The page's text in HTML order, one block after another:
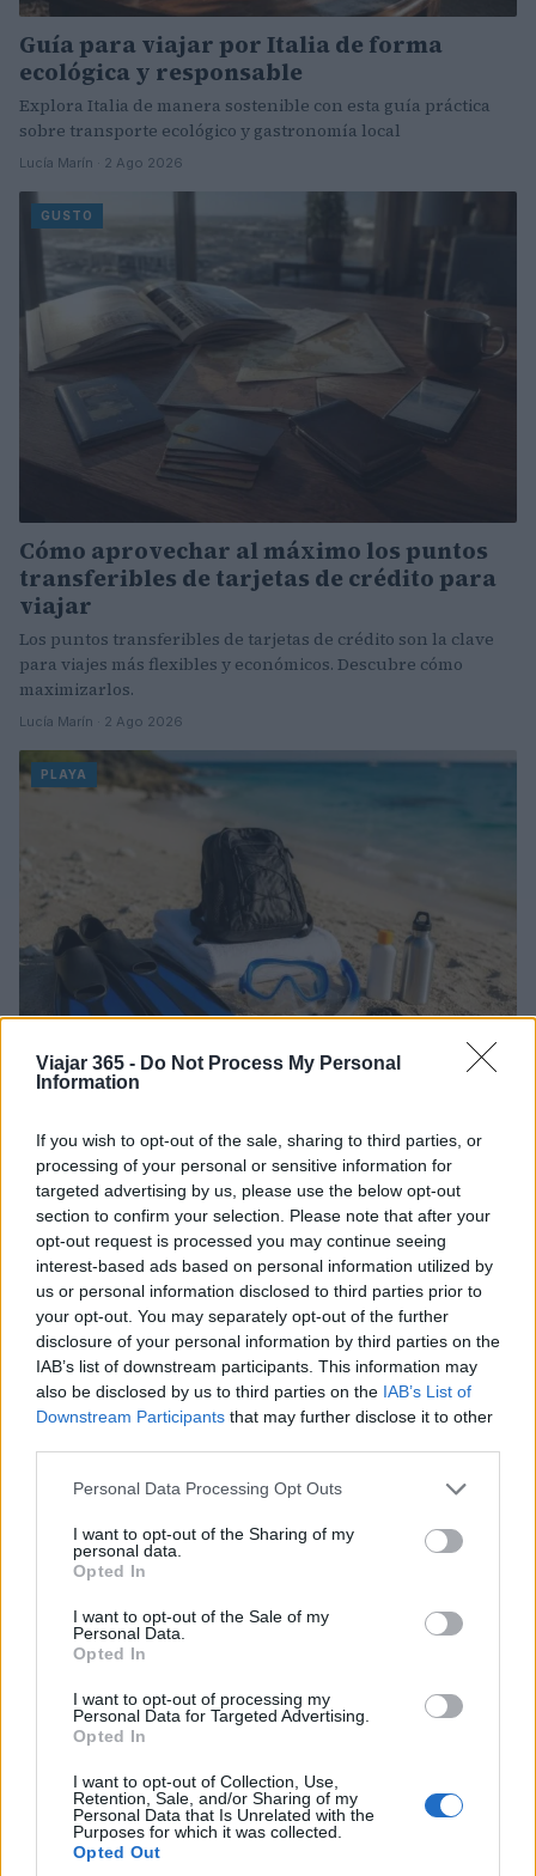
Viajar 365 - Do Not Process My Personal
Information
If you wish to opt-out of the sale, sharing to third parties, or
processing of your personal or sensitive information for
targeted advertising by us, please use the below opt-out
section to confirm your selection. Please note that after your
opt-out request is processed you may continue seeing
interest-based ads based on personal information utilized by
us or personal information disclosed to third parties prior to
your opt-out. You may separately opt-out of the further
disclosure of your personal information by third parties on the
IAB’s list of downstream participants. This information may
also be disclosed by us to third parties on the IAB’s List of
Downstream Participants that may further disclose it to other
Please note that this website/app uses one or more Google
not limited to your visit or usage behaviour. You may click to
grant or deny consent to Google and its third-party tags to
use your data for below specified purposes in below Google
consent section.
Personal Data Processing Opt Outs
I want to opt-out of the Sharing of my
personal data.
Opted In
I want to opt-out of the Sale of my
Personal Data.
Opted In
I want to opt-out of processing my
Personal Data for Targeted Advertising.
Opted In
I want to opt-out of Collection, Use,
Retention, Sale, and/or Sharing of my
Personal Data that Is Unrelated with the
Purposes for which it was collected.
Opted Out
Guía para viajar por Italia de forma
ecológica y responsable
Explora Italia de manera sostenible con esta guía práctica
sobre transporte ecológico y gastronomía local
Lucía Marín · 2 Ago 2026
GUSTO
Cómo aprovechar al máximo los puntos
transferibles de tarjetas de crédito para
viajar
Los puntos transferibles de tarjetas de crédito son la clave
para viajes más flexibles y económicos. Descubre cómo
maximizarlos.
Lucía Marín · 2 Ago 2026
PLAYA
snorkel y equipo esencial
Explora las mejores calas para snorkel y descubre cómo
elegir el equipo adecuado para una experiencia inolvidable
y sostenible
Javier Ortega · 1 Ago 2026
Planifica tu Viaje a Croacia con Expertos
Locales
Croacia es un destino fascinante que combina historia,
cultura y naturaleza. Descubre por qué la primavera es la
mejor época para visitarla…
Diego Herrera · 1 Ago 2026
PLAYA